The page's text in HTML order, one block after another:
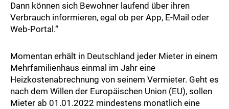
Dann können sich Bewohner laufend über ihren
Verbrauch informieren, egal ob per App, E-Mail oder
Web-Portal.“
Momentan erhält in Deutschland jeder Mieter in einem
Mehrfamilienhaus einmal im Jahr eine
Heizkostenabrechnung von seinem Vermieter. Geht es
nach dem Willen der Europäischen Union (EU), sollen
Mieter ab 01.01.2022 mindestens monatlich eine